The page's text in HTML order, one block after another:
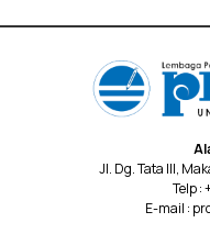
Jl. Dg. Tata III,
Telp :
E-mail :